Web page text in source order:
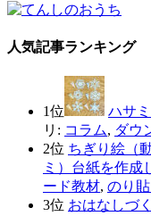
人気記事ランキング
1位 ハサ
リ: コラム, ダウ
2位 ちぎり絵（
ミ）台紙を作成
ード教材, のり貼
3位 おはなしづ